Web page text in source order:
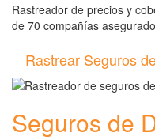
Rastreador de precios y
de 70 compañías
Rastrear Seguros
Seguros de